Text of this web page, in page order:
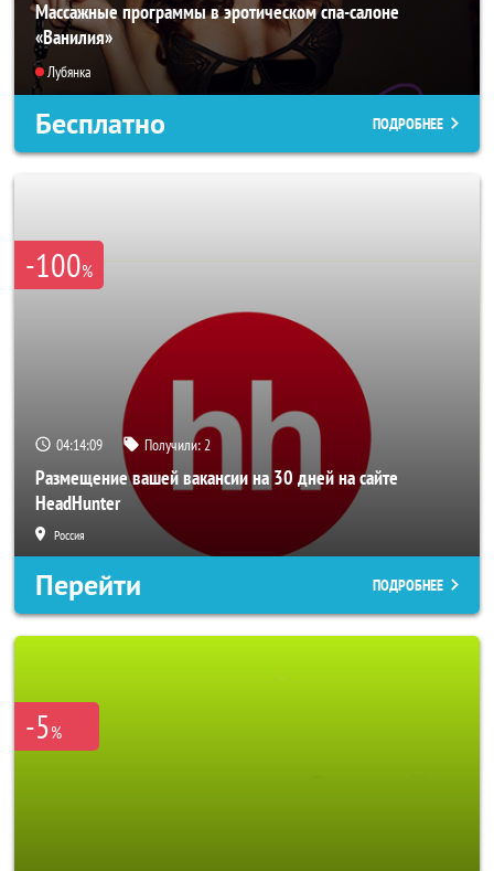
Массажные программы в эротическом спа-салоне
«Ванилия»
Лубянка
Бесплатно ПОДРОБНЕЕ
-100%
04:14:07 Получили:2
Размещение вашей вакансии на 30 дней на сайте
HeadHunter
Россия
Перейти ПОДРОБНЕЕ
-5%